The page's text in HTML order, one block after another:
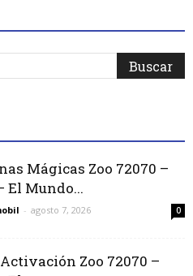
Mágicas Zoo 72070 –
El Mundo...
- agosto 7, 2026 0
Zoo 72070 –